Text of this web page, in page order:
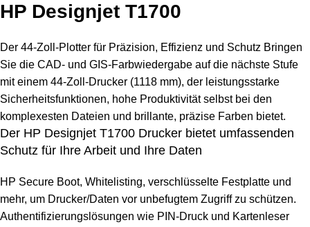
HP Designjet T1700
Der 44-Zoll-Plotter für Präzision, Effizienz und Schutz Bringen
Sie die CAD- und GIS-Farbwiedergabe auf die nächste Stufe
mit einem 44-Zoll-Drucker (1118 mm), der leistungsstarke
Sicherheitsfunktionen, hohe Produktivität selbst bei den
komplexesten Dateien und brillante, präzise Farben bietet.
Der HP Designjet T1700 Drucker bietet umfassenden
Schutz für Ihre Arbeit und Ihre Daten
HP Secure Boot, Whitelisting, verschlüsselte Festplatte und
mehr, um Drucker/Daten vor unbefugtem Zugriff zu schützen.
Authentifizierungslösungen wie PIN-Druck und Kartenleser